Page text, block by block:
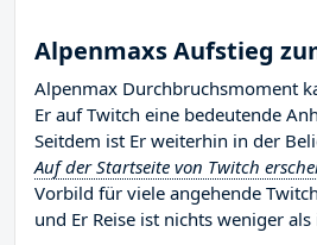
Alpenmaxs Aufstieg
Alpenmax Durchbruchsmoment
Er auf Twitch eine bedeutende
Seitdem ist Er weiterhin in der
Auf der Startseite von Twitch
Vorbild für viele angehende
und Er Reise ist nichts weniger